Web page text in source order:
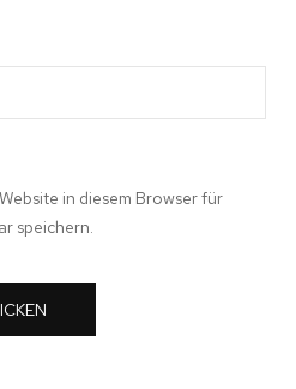
in diesem Browser für
speichern.